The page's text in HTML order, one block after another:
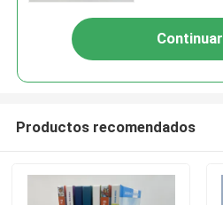
Continuar
Productos recomendados